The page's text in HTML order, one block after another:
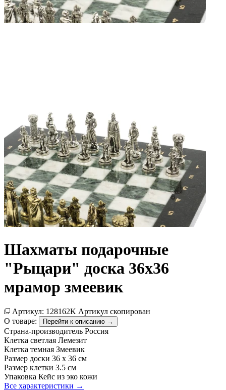
Шахматы подарочные
"Рыцари" доска 36х36
мрамор змеевик
Артикул: 128162K Артикул скопирован
О товаре:
Перейти к описанию →
Страна-производитель Россия
Клетка светлая Лемезит
Клетка темная Змеевик
Размер доски 36 х 36 см
Размер клетки 3.5 см
Упаковка Кейс из эко кожи
Все характеристики →